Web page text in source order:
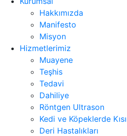
Hakkımızda
Manifesto
Misyon
Hizmetlerimiz
Muayene
Teşhis
Tedavi
Dahiliye
Röntgen Ultrason
Kedi ve Köpeklerde
Deri Hastalıkları